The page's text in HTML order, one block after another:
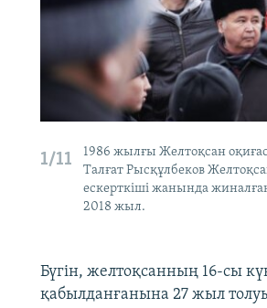
1/11
1986 жылғы Желтоқсан
Талғат Рысқұлбеков
ескерткіші жанында
2018 жыл.
​Бүгін, желтоқсанның 16-сы
қабылданғанына 27 жыл